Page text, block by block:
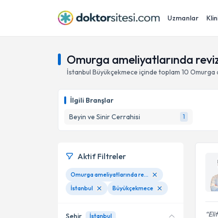
Uzmanlar
Omurga ameliyatlarında
İstanbul Büyükçekmece içinde toplam 10 Omurga
İlgili Branşlar
Beyin ve Sinir Cerrahisi
1
Aktif Filtreler
Omurga ameliyatlarında revizyon
İstanbul
Büyükçekmece
Şehir İstanbul